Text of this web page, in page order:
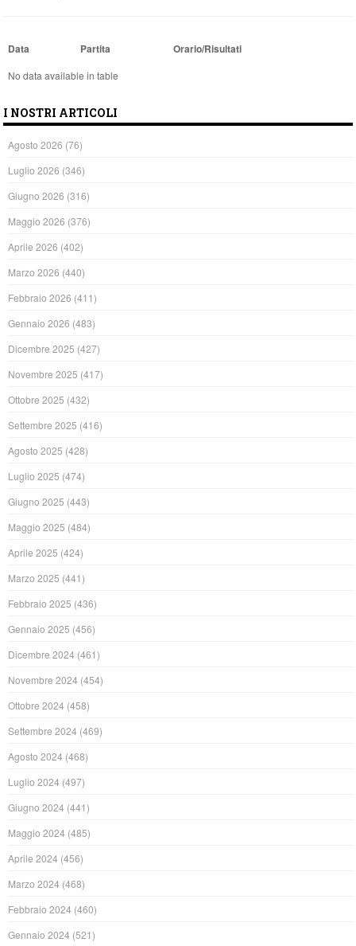
Data Partita Orario/Risultati
No data available in table
I NOSTRI ARTICOLI
Agosto 2026 (76)
Luglio 2026 (346)
Giugno 2026 (316)
Maggio 2026 (376)
Aprile 2026 (402)
Marzo 2026 (440)
Febbraio 2026 (411)
Gennaio 2026 (483)
Dicembre 2025 (427)
Novembre 2025 (417)
Ottobre 2025 (432)
Settembre 2025 (416)
Agosto 2025 (428)
Luglio 2025 (474)
Giugno 2025 (443)
Maggio 2025 (484)
Aprile 2025 (424)
Marzo 2025 (441)
Febbraio 2025 (436)
Gennaio 2025 (456)
Dicembre 2024 (461)
Novembre 2024 (454)
Ottobre 2024 (458)
Settembre 2024 (469)
Agosto 2024 (468)
Luglio 2024 (497)
Giugno 2024 (441)
Maggio 2024 (485)
Aprile 2024 (456)
Marzo 2024 (468)
Febbraio 2024 (460)
Gennaio 2024 (521)